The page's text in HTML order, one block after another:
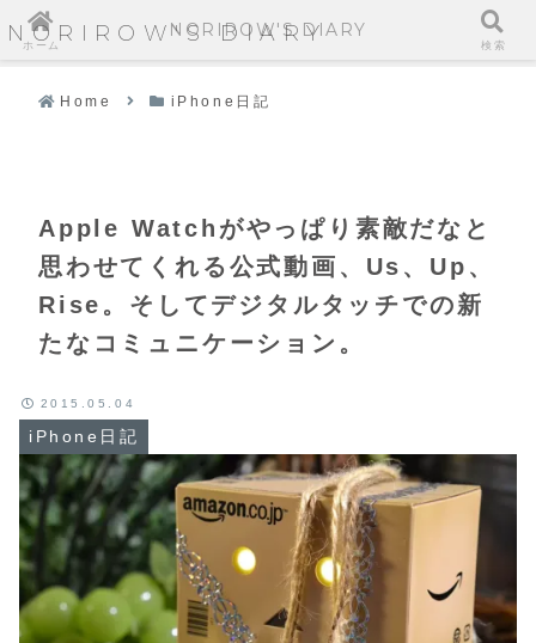
NORIROW'S DIARY
Home iPhone日記
Apple Watchがやっぱり素敵だなと
思わせてくれる公式動画、Us、Up、
Rise。そしてデジタルタッチでの新
たなコミュニケーション。
iPhone日記
2015.05.04
ホーム
NORIROW'S DIARY
検索